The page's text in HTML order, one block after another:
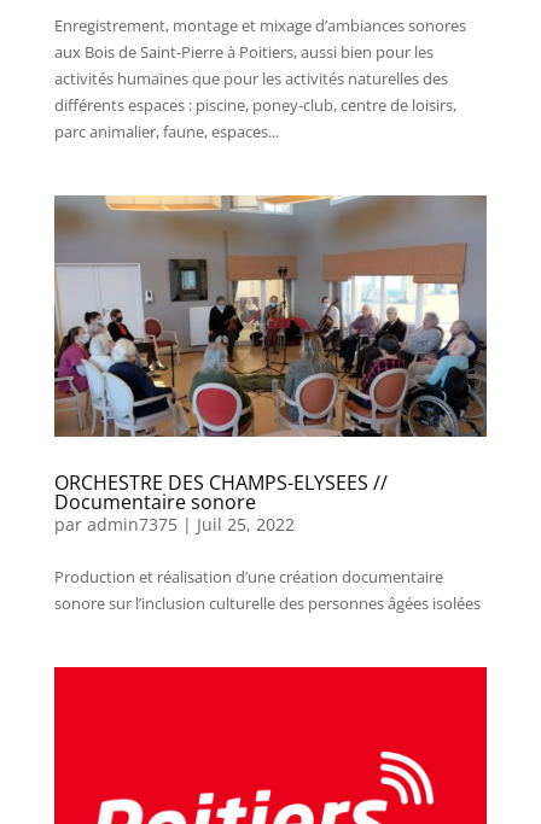
Enregistrement, montage et mixage d’ambiances sonores
aux Bois de Saint-Pierre à Poitiers, aussi bien pour les
activités humaines que pour les activités naturelles des
différents espaces : piscine, poney-club, centre de loisirs,
parc animalier, faune, espaces...
ORCHESTRE DES CHAMPS-ELYSEES //
Documentaire sonore
par admin7375| Juil 25, 2022
Production et réalisation d’une création documentaire
sonore sur l’inclusion culturelle des personnes âgées isolées